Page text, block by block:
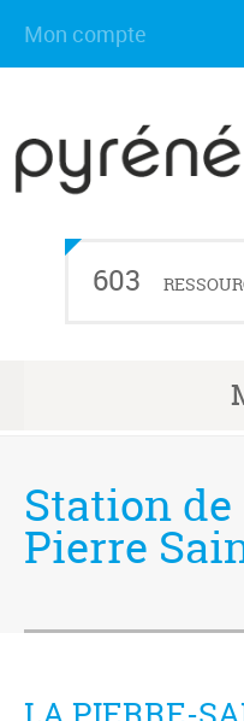
Mon compte
603
Station
Pierre